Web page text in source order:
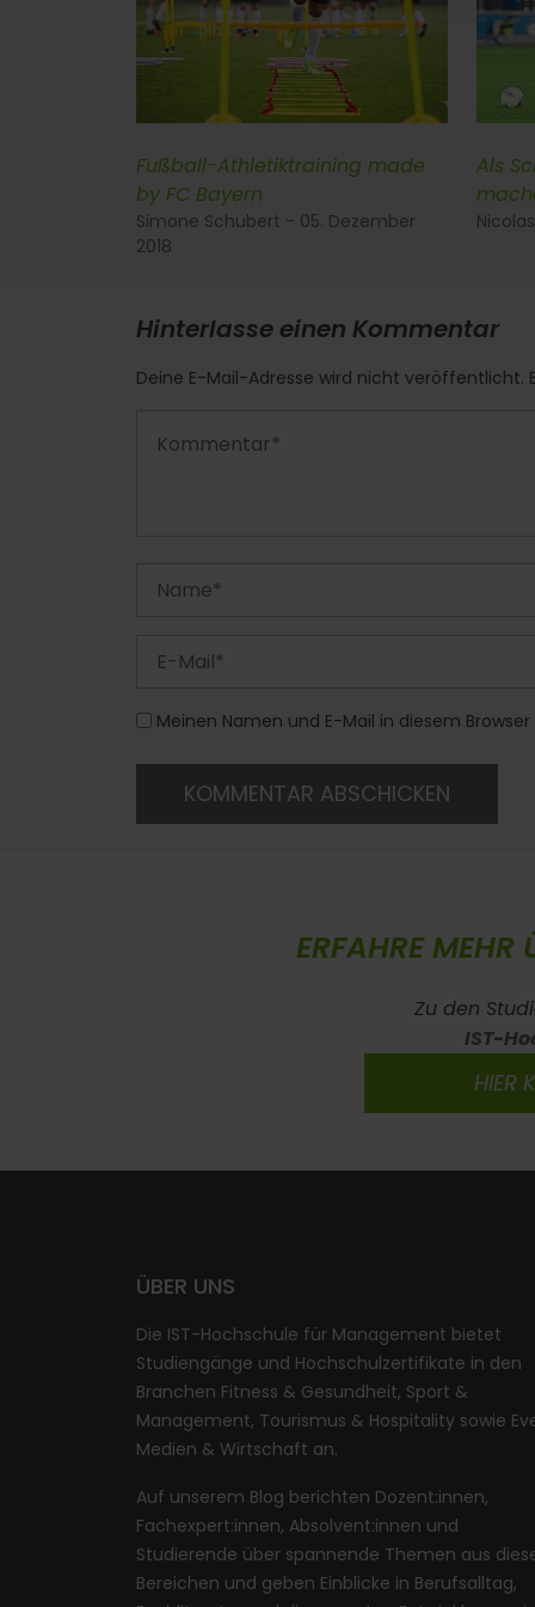
Fußball-Athletiktraining made
by FC Bayern
Simone Schubert - 05. Dezember
2018
Als
Hinterlasse einen Kommentar
Deine E-Mail-Adresse wird nicht veröffentlicht.
Meinen Namen und E-Mail in diesem
KOMMENTAR ABSCHICKEN
ERFAHRE MEHR
Zu den
IST-
HIER
ÜBER UNS
Die IST-Hochschule für Management bietet
Studiengänge und Hochschulzertifikate in den
Branchen Fitness & Gesundheit, Sport &
Management, Tourismus & Hospitality sowie
Medien & Wirtschaft an.
Auf unserem Blog berichten Dozent:innen,
Fachexpert:innen, Absolvent:innen und
Studierende über spannende Themen aus
Bereichen und geben Einblicke in Berufsalltag,